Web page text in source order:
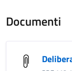
Documenti